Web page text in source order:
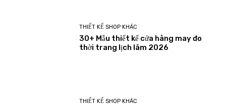
THIẾT KẾ SHOP KHÁC
30+ Mẫu thiết kế cửa hàng may đo
thời trang lịch lãm 2026
THIẾT KẾ SHOP KHÁC